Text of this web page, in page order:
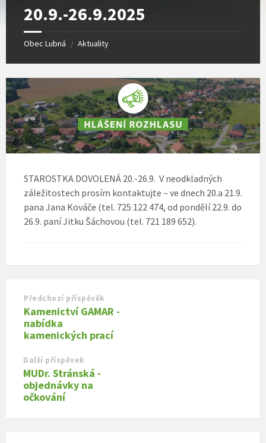
20.9.-26.9.2025
Obec Lubná / Aktuality
STAROSTKA DOVOLENÁ 20.-26.9. V neodkladných
záležitostech prosím kontaktujte – ve dnech 20.a 21.9.
pana Jana Kováče (tel. 725 122 474, od pondělí 22.9. do
26.9. paní Jitku Šáchovou (tel. 721 189 652).
Předchozí příspěvěk
Kamenictví GAMAR -
nabídka
kamenických prací
Další příspěvek
MUDr. Stránská -
objednávky na
očkování